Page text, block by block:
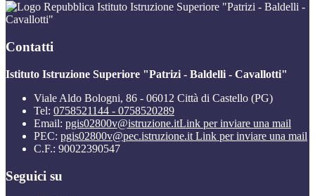
Istituto Istruzione Superiore "Patrizi - Baldelli -
Cavallotti"
Contatti
Istituto Istruzione Superiore "Patrizi - Baldelli - Cavallotti"
Viale Aldo Bologni, 86 - 06012 Città di Castello (PG)
Tel: 0758521144 - 0758520289
Email: pgis02800v@istruzione.itLink per inviare una mail
PEC: pgis02800v@pec.istruzione.it Link per inviare una mail
C.F.: 90022390547
Seguici su